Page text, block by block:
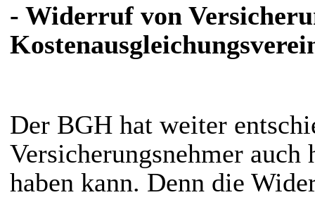
- Widerruf von
Der BGH hat weiter
Versicherungsnehmer
haben kann. Denn die